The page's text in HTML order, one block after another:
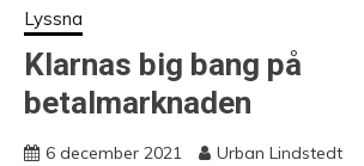
Lyssna
Klarnas big bang på
betalmarknaden
6 december 2021 Urban Lindstedt